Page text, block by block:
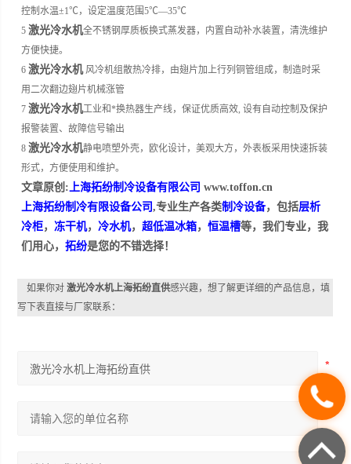
控制水温±1℃，设定温度范围5℃—35℃
5 激光冷水机全不锈钢厚质板换式蒸发器，内置自动补水装置，清洗维护
方便快捷。
6 激光冷水机 风冷机组散热冷排，由翅片加上行列铜管组成，制造时采
用二次翻边翅片机械涨管
7 激光冷水机工业和*换热器生产线，保证优质高效, 设有自动控制及保护
报警装置、故障信号输出
8激光冷水机静电喷塑外壳，欧化设计，美观大方，外表板采用快速拆装
形式，方便使用和维护。
文章原创:上海拓纷制冷设备有限公司 www.toffon.cn
上海拓纷制冷有限设备公司,专业生产各类制冷设备，包括层析
冷柜， 冻干机，冷水机，超低温冰箱，恒温槽等，我们专业，我
们用心，拓纷是您的不错选择！
如果你对激光冷水机上海拓纷直供感兴趣，想了解更详细的产品信息，填
写下表直接与厂家联系：